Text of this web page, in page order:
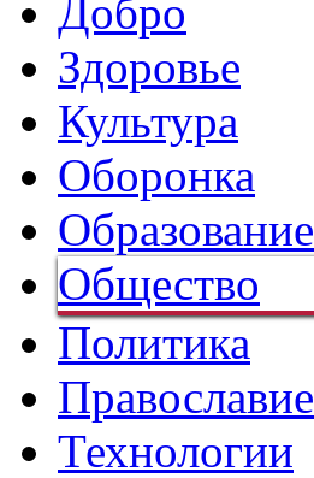
Добро
Здоровье
Культура
Оборонка
Образование
Общество
Политика
Православие
Технологии